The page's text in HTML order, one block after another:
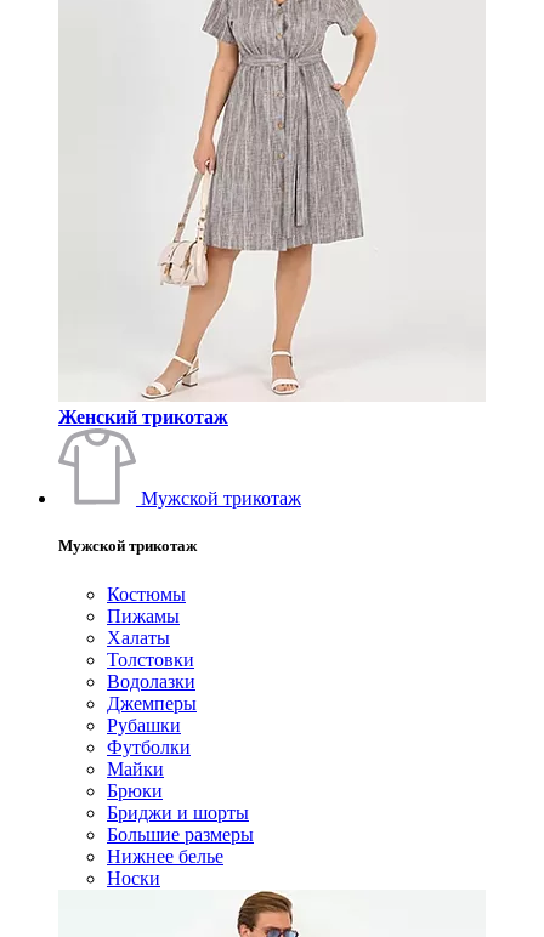
Женский трикотаж
Мужской трикотаж
Мужской трикотаж
Костюмы
Пижамы
Халаты
Толстовки
Водолазки
Джемперы
Рубашки
Футболки
Майки
Брюки
Бриджи и шорты
Большие размеры
Нижнее белье
Носки